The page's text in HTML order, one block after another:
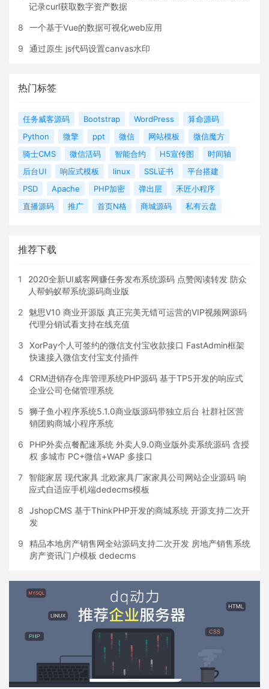
记录curl获取数字资产数据
8 一个基于Vue的数据可视化web应用
9 通过原生 js代码设置canvas水印
热门标签
任务威客源码 Bootstrap WordPress
算命源码
Python
微擎 ppt 微信 网站模板
微信魔方
骑士CMS
微信活码 智能合约 H5宣传图
时间轴
后台UI
响应式模板 linux SSL证书
平台搭建
PSD
Apache PHP加密 弹出层
禾匠小程序
直播源码
推广 首页N格 商城源码 私有云盘
推荐下载
1
2020全新UI威客网赚任务发布系统源码 点赞阅读转发 防众
人帮蚂蚁帮系统源码商业版
2
魅思V10 商业开源版 真正完美无错可运营的VIP视频网源码
代理分销试看支持在线充值
3
XorPay个人可签约的微信支付宝收款接口 FastAdmin框架
快速接入微信支付宝支付插件
4
CRM进销存仓库管理系统PHP源码 基于TP5开发的响应式
企业公司仓储管理系统
5
狮子鱼小程序系统5.1.0商业版源码带独立后台 社群社区营
销团购商城小程序系统
6
PHP外卖点餐配速系统 外卖人9.0商业版外卖系统源码 含授
权 多城市 PC+微信+WAP 多接口
7
智能家居 现代家具 北欧家具厂家家具公司网站企业源码 响
应式自适应手机端dedecms模板
8
JshopCMS 基于ThinkPHP开发的商城系统 开源支持二次开
发
9
精品本地房产销售网全站源码支持二次开发 房地产销售系统
房产资讯门户模板 dedecms